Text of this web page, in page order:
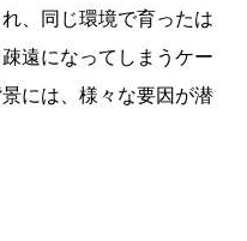
、同じ環境で育ったは
遠になってしまうケー
には、様々な要因が潜